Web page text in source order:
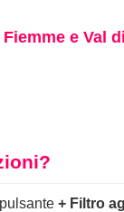
Fiemme e Val
+ Filtro